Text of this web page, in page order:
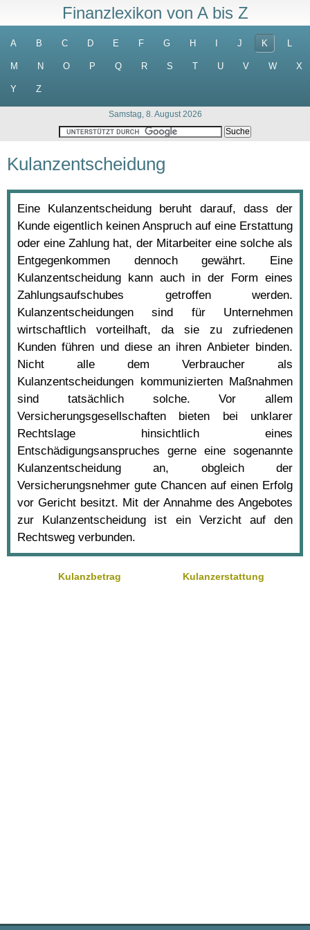
Finanzlexikon von A bis Z
A B C D E F G H J K L
M N O P Q R S T U V W X
Y Z
Samstag, 8. August 2026
Kulanzentscheidung
Eine Kulanzentscheidung beruht darauf, dass der
Kunde eigentlich keinen Anspruch auf eine Erstattung
oder eine Zahlung hat, der Mitarbeiter eine solche als
Entgegenkommen dennoch gewährt. Eine
Kulanzentscheidung kann auch in der Form eines
Zahlungsaufschubes getroffen werden.
Kulanzentscheidungen sind für Unternehmen
wirtschaftlich vorteilhaft, da sie zu zufriedenen
Kunden führen und diese an ihren Anbieter binden.
Nicht alle dem Verbraucher als
Kulanzentscheidungen kommunizierten Maßnahmen
sind tatsächlich solche. Vor allem
Versicherungsgesellschaften bieten bei unklarer
Rechtslage hinsichtlich eines
Entschädigungsanspruches gerne eine sogenannte
Kulanzentscheidung an, obgleich der
Versicherungsnehmer gute Chancen auf einen Erfolg
vor Gericht besitzt. Mit der Annahme des Angebotes
zur Kulanzentscheidung ist ein Verzicht auf den
Rechtsweg verbunden.
Kulanzbetrag Kulanzerstattung